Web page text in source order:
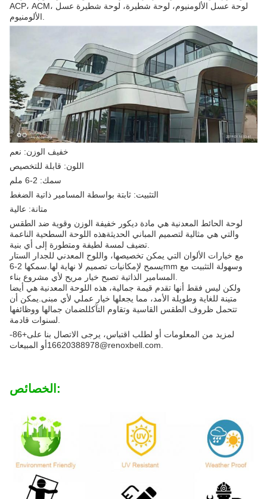
ACP، ACM، لوحة عسل الألومنيوم، لوحة شطيرة، لوحة شطيرة عسل
خفيف الوزن: نعم
اللون: قابلة للتخصيص
سمك: 2-6 ملم
التثبيت: ثابتة بواسطة المسامير ذاتية الضغط
متانة: عالية
لوحة الحائط المعدنية هي مادة ديكور خفيفة الوزن وقوية ضد الطقس
والتي هي مثالية لتصميم المباني الحديثةهذه اللوحة السطحية الناعمة
تضيف لمسة لطيفة ومتطورة إلى أي بنية.
مع خيارات الألوان التي يمكن تخصيصها، واللوح المعدني للجدار الستار
يسمح لإمكانيات تصميم لا نهاية لها.سمكها 2-6mm وسهولة التثبيت مع
المسامير الذاتية تصبح خيار مريح لأي مشروع بناء.
ولكن ليس فقط أنها تقدم قيمة جمالية، هذه اللوحة المعدنية هي أيضا
متينة للغاية وطويلة الأمد، مما يجعلها خيار عملي لأي مبنى.يمكن أن
تتحمل ظروف الطقس القاسية وتقاوم التآكللضمان جمالها ووظائفها
لسنوات قادمة.
لمزيد من المعلومات أو لطلب اقتباس، يرجى الاتصال بنا على
+86-
16620388978أو المبيعات @renoxbell.com.
الخصائص: